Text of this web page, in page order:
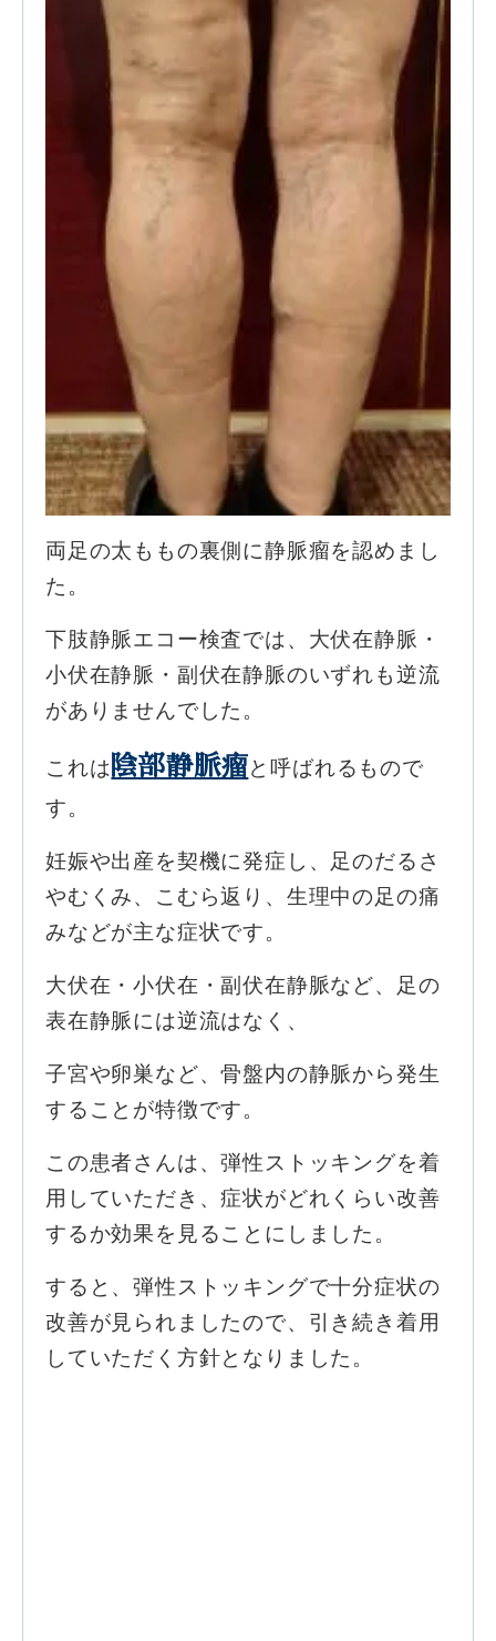
両足の太ももの裏側に静脈瘤を認めまし
た。
下肢静脈エコー検査では、大伏在静脈・
小伏在静脈・副伏在静脈のいずれも逆流
がありませんでした。
これは陰部静脈瘤と呼ばれるもので
す。
妊娠や出産を契機に発症し、足のだるさ
やむくみ、こむら返り、生理中の足の痛
みなどが主な症状です。
大伏在・小伏在・副伏在静脈など、足の
表在静脈には逆流はなく、
子宮や卵巣など、骨盤内の静脈から発生
することが特徴です。
この患者さんは、弾性ストッキングを着
用していただき、症状がどれくらい改善
するか効果を見ることにしました。
すると、弾性ストッキングで十分症状の
改善が見られましたので、引き続き着用
していただく方針となりました。